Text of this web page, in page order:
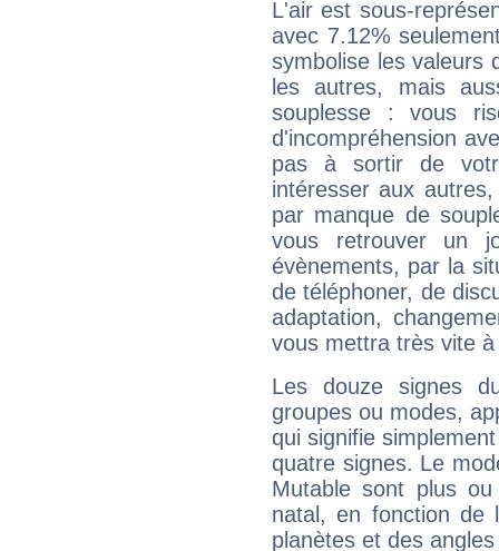
L'air est sous-
avec 7.12%
symbolise les valeurs
les autres, mais
souplesse : vous
d'incompréhension
pas à sortir de
intéresser aux
par manque de
vous retrouver un
évènements, par la
de téléphoner, de
adaptation,
vous mettra très vite
Les douze signes
groupes ou modes,
qui signifie
quatre signes. Le
Mutable sont plus
natal, en fonction de
planètes et des